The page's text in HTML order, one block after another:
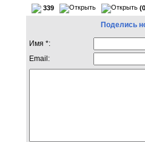
339
Поделись
Имя *:
Email: